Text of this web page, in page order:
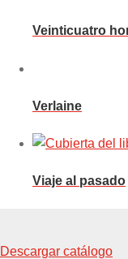
Veinticuatro
Verlaine
Viaje al pasado
Descargar catálogo